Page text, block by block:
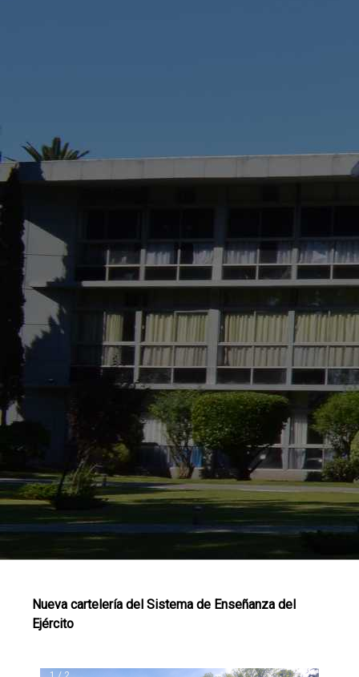
Nueva cartelería del Sistema de Enseñanza del
Ejército